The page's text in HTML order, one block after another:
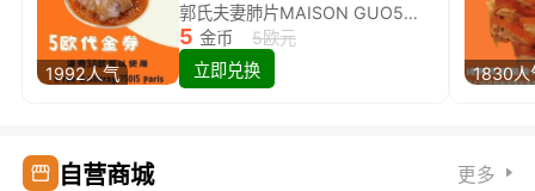
1992人气
郭氏夫妻肺片MAISON GUO5欧代金券限量兑换啦！
5 金币
5欧元
立即兑换
1830人
自营商城 更多